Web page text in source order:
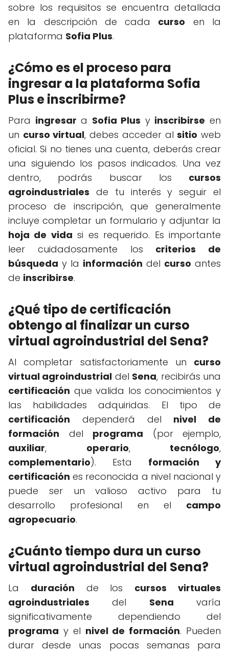
sobre los requisitos se encuentra detallada
en la descripción de cada curso en la
plataforma Sofia Plus.
¿Cómo es el proceso para
ingresar a la plataforma Sofia
Plus e inscribirme?
Para ingresar a Sofia Plus y inscribirse en
un curso virtual, debes acceder alsitio web
oficial. Si no tienes una cuenta, deberás crear
una siguiendo los pasos indicados. Una vez
dentro, podrás buscar los cursos
agroindustriales de tu interés y seguir el
proceso de inscripción, que generalmente
incluye completar un formulario y adjuntar la
hoja de vida si es requerido. Es importante
leer cuidadosamente los criterios de
búsqueda y la información del curso antes
de inscribirse.
¿Qué tipo de certificación
obtengo al finalizar un curso
virtual agroindustrial del Sena?
Al completar satisfactoriamente un curso
virtual agroindustrial del Sena, recibirás una
certificación que valida los conocimientos y
las habilidades adquiridas. El tipo de
certificación dependerá del nivel de
formación del programa (por ejemplo,
auxiliar, operario, tecnólogo,
complementario). Esta formación y
certificación es reconocida a nivel nacional y
puede ser un valioso activo para tu
desarrollo profesional en el campo
agropecuario.
¿Cuánto tiempo dura un curso
virtual agroindustrial del Sena?
La duración de los cursos virtuales
agroindustriales del Sena varía
significativamente dependiendo del
programa y el nivel de formación. Pueden
durar desde unas pocas semanas para